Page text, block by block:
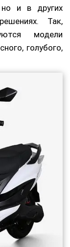
но и в других
Так,
модели
голубого,